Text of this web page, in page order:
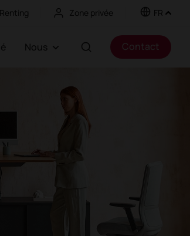
Renting Zone privée FR
Nous Contact